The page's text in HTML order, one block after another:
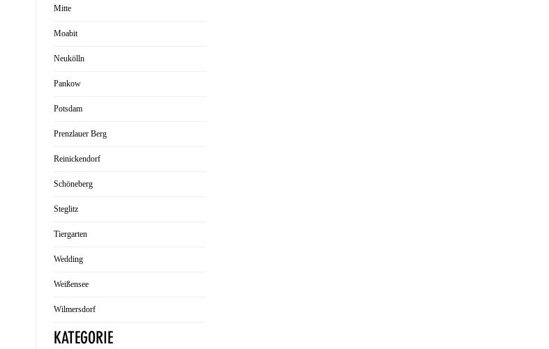
Mitte
Moabit
Neukölln
Pankow
Potsdam
Prenzlauer Berg
Reinickendorf
Schöneberg
Steglitz
Tiergarten
Wedding
Weißensee
Wilmersdorf
KATEGORIE